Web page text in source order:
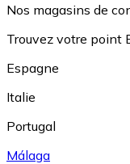
Nos magasins de
Trouvez votre point
Espagne
Italie
Portugal
Málaga